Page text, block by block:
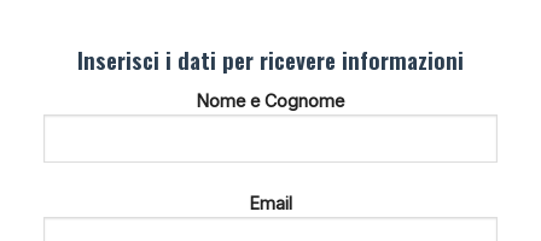
Inserisci i dati per ricevere informazioni
Nome e Cognome
Email